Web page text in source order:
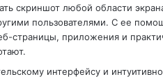
скриншот любой области
пользователями. С ее
страницы, приложения и
интерфейсу и